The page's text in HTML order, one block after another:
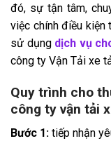
đó, sự tận tâm,
việc chính điều kiện
sử dụng dịch vụ
công ty Vận Tải xe
Quy trình cho
công ty vận tải
Bước 1: tiếp nhận